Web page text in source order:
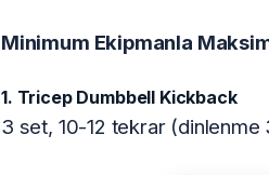
Minimum Ekipmanla
1. Tricep Dumbbell Kickback
3 set, 10-12 tekrar